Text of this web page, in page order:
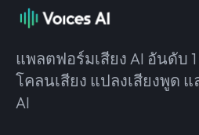
แพลตฟอร์มเสียง AI อันดับ
โคลนเสียง แปลงเสียงพูด แ
AI